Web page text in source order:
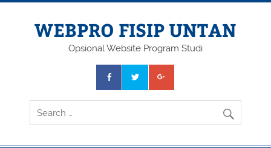
Skip
WEBPRO FISIP UNTAN
Opsional Website Program Studi